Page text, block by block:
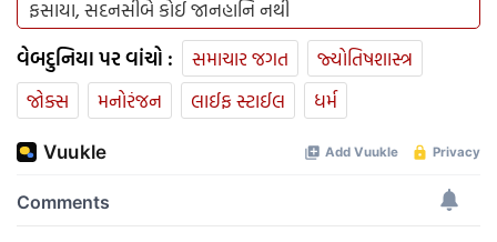
ફસાયા, સદનસીબે કોઈ જાનહાનિ નથી
વેબદુનિયા પર વાંચો : સમાચાર જગત
જ્યોતિષશાસ્ત્ર
જોક્સ
મનોરંજન લાઈફ સ્ટાઈલ ધર્મ